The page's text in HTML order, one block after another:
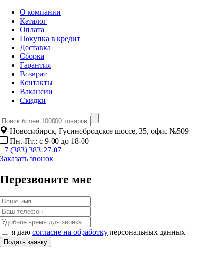
О компании
Каталог
Оплата
Покупка в кредит
Доставка
Сборка
Гарантия
Возврат
Контакты
Вакансии
Скидки
Новосибирск, Гусинобродское шоссе, 35, офис №509
Пн.-Пт.: с 9-00 до 18-00
+7 (383) 383-27-07
Заказать звонок
Перезвоните мне
я даю согласие на обработку персональных данных